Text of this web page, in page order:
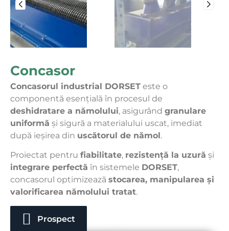
Concasor
Concasorul industrial DORSET este o
componentă esențială în procesul de
deshidratare a nămolului, asigurând granulare
uniformă și sigură a materialului uscat, imediat
după ieșirea din uscătorul de nămol.
Proiectat pentru fiabilitate, rezistență la uzură și
integrare perfectă în sistemele DORSET,
concasorul optimizează stocarea, manipularea și
valorificarea nămolului tratat.
Prospect